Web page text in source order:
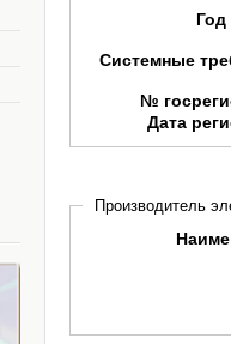
Год
Системные
№
Дата
Производитель